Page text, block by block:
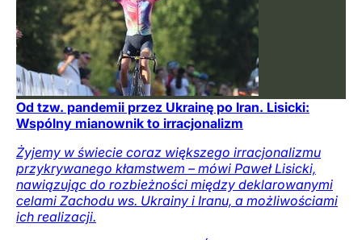
Od tzw. pandemii przez Ukrainę po Iran. Lisicki:
Wspólny mianownik to irracjonalizm
Żyjemy w świecie coraz większego irracjonalizmu
przykrywanego kłamstwem – mówi Paweł Lisicki,
nawiązując do rozbieżności między deklarowanymi
celami Zachodu ws. Ukrainy i Iranu, a możliwościami
ich realizacji.